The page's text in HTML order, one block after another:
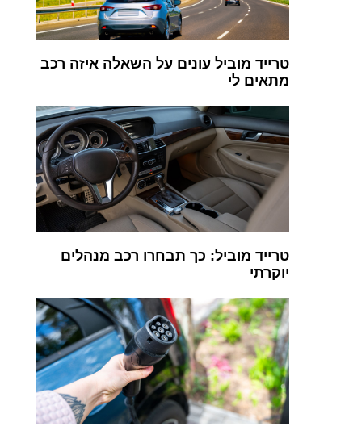
טרייד מוביל עונים על השאלה איזה רכב
מתאים לי
טרייד מוביל: כך תבחרו רכב מנהלים
יוקרתי